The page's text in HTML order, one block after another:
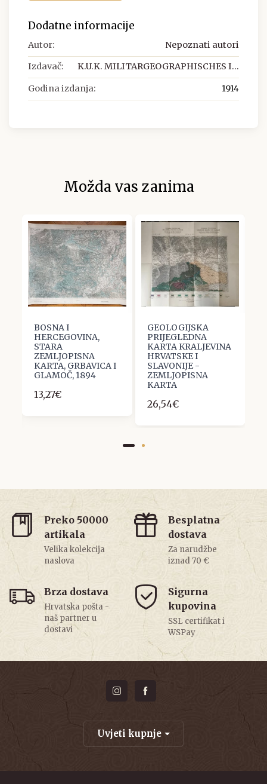
Dodatne informacije
Autor: Nepoznati autori
Izdavač: K.U.K. MILITARGEOGRAPHISCHES I...
Godina izdanja: 1914
Možda vas zanima
BOSNA I
HERCEGOVINA,
STARA
ZEMLJOPISNA
KARTA, GRBAVICA I
GLAMOČ, 1894
13,27€
GEOLOGIJSKA
PRIJEGLEDNA
KARTA KRALJEVINA
HRVATSKE I
SLAVONIJE -
ZEMLJOPISNA
KARTA
26,54€
Preko 50000
artikala
Velika kolekcija
naslova
Besplatna
dostava
Za narudžbe
iznad 70 €
Brza dostava
Hrvatska pošta -
naš partner u
dostavi
Sigurna
kupovina
SSL certifikat i
WSPay
Uvjeti kupnje